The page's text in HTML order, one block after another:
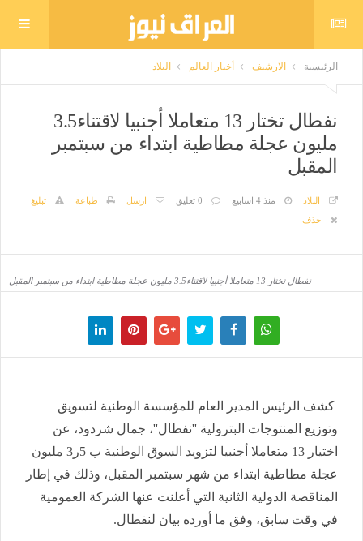
الرئيسية الارشيف أخبار العالم البلاد
نفطال تختار 13 متعاملا أجنبيا لاقتناء3.5
مليون عجلة مطاطية ابتداء من سبتمبر
المقبل
البلاد منذ 4 اسابيع 0 تعليق ارسل طباعة
تبليغ
حذف
نفطال تختار 13 متعاملا أجنبيا لاقتناء3.5 مليون عجلة مطاطية ابتداء من سبتمبر المقبل
كشف الرئيس المدير العام للمؤسسة الوطنية لتسويق
وتوزيع المنتوجات البترولية ''نفطال''، جمال شردود، عن
اختيار 13 متعاملا أجنبيا لتزويد السوق الوطنية ب 5ر3 مليون
عجلة مطاطية ابتداء من شهر سبتمبر المقبل، وذلك في إطار
المناقصة الدولية الثانية التي أعلنت عنها الشركة العمومية
في وقت سابق، وفق ما أورده بيان لنفطال.